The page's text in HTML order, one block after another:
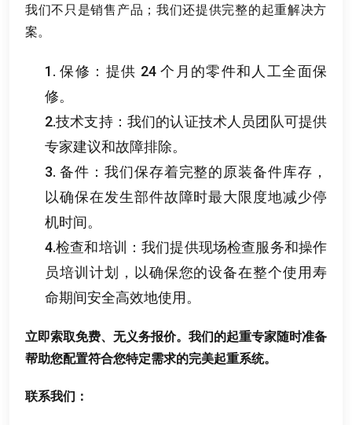
我们不只是销售产品 ； 我们还提供完整的起重解决方
案。
1.保修 ： 提供 24个月的零件和人工全面保
修。
2.技术支持： 我们的认证技术人员团队可提供
专家建议和故障排除。
3. 备件 ： 我们保存着完整的原装备件库存 ，
以确保在发生部件故障时最大限度地减少停
机时间。
4.检查和培训 ：我们提供现场检查服务和操作
员培训计划
， 以确保您的设备在整个使用寿
命期间安全高效地使用 。
立即索取免费、 无义务报价。 我们的起重专家随时准备
帮助您配置符合您特定需求的完美起重系统。
联系我们 ：